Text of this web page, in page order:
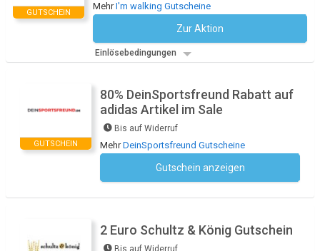
GUTSCHEIN
MehrI'm walking Gutscheine
Zur Aktion
Einlösebedingungen
GUTSCHEIN
80% DeinSportsfreund Rabatt auf
adidas Artikel im Sale
Bis auf Widerruf
MehrDeinSportsfreund Gutscheine
Gutschein anzeigen
2 Euro Schultz & König Gutschein
Bis auf Widerruf